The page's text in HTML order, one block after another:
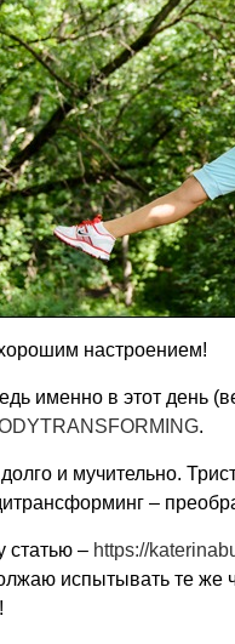
настроением!
именно в этот день
.
и мучительно.
–
статью – https://
испытывать те же